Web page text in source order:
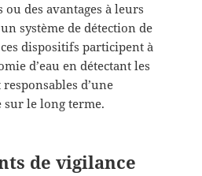
des avantages à leurs
système de détection de
dispositifs participent à
d’eau en détectant les
d’une
le long terme.
de vigilance